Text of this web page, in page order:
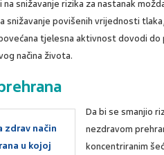
snižavanje rizika za nastanak
snižavanje povišenih vrijednosti
tjelesna aktivnost dovodi do
načina života.
zdrav način
u kojoj
Da bi se smanjio
nezdravom
koncentriranim